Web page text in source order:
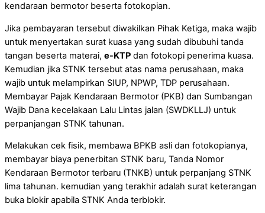
kendaraan bermotor beserta fotokopian.
Jika pembayaran tersebut diwakilkan Pihak Ketiga, maka wajib
untuk menyertakan surat kuasa yang sudah dibubuhi tanda
tangan beserta materai, e-KTP dan fotokopi penerima kuasa.
Kemudian jika STNK tersebut atas nama perusahaan, maka
wajib untuk melampirkan SIUP, NPWP, TDP perusahaan.
Membayar Pajak Kendaraan Bermotor (PKB) dan Sumbangan
Wajib Dana kecelakaan Lalu Lintas jalan (SWDKLLJ) untuk
perpanjangan STNK tahunan.
Melakukan cek fisik, membawa BPKB asli dan fotokopianya,
membayar biaya penerbitan STNK baru, Tanda Nomor
Kendaraan Bermotor terbaru (TNKB) untuk perpanjang STNK
lima tahunan. kemudian yang terakhir adalah surat keterangan
buka blokir apabila STNK Anda terblokir.